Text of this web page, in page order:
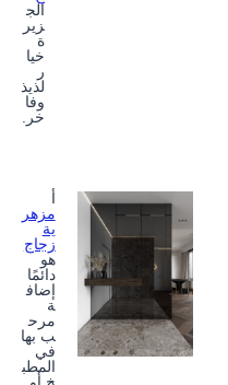
الج
زير
ة
خيا
ر
لذيذ
وفا
خر.
مزهر
ية
زجاج
هو
دائمًا
إضاف
ة
مرح
ب بها
في
المطب